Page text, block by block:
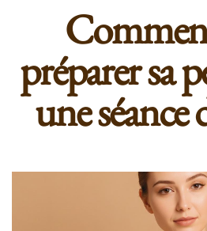
préparer sa
une séance